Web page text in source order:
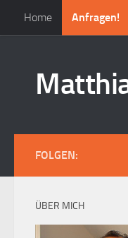
Zum Inhalt springen
Home Anfragen!
FOLGEN:
ÜBER MICH